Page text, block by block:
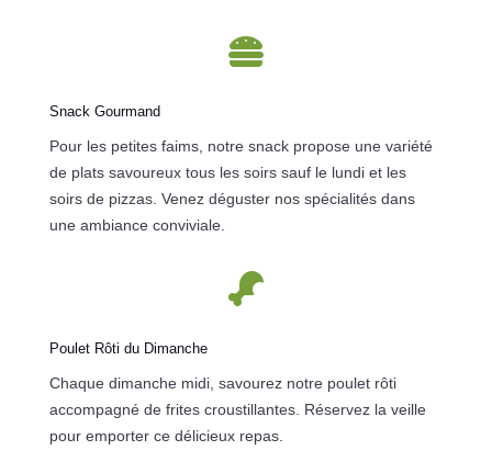

Snack Gourmand
Pour les petites faims, notre snack propose une variété
de plats savoureux tous les soirs sauf le lundi et les
soirs de pizzas. Venez déguster nos spécialités dans
une ambiance conviviale.

Poulet Rôti du Dimanche
Chaque dimanche midi, savourez notre poulet rôti
accompagné de frites croustillantes. Réservez la veille
pour emporter ce délicieux repas.